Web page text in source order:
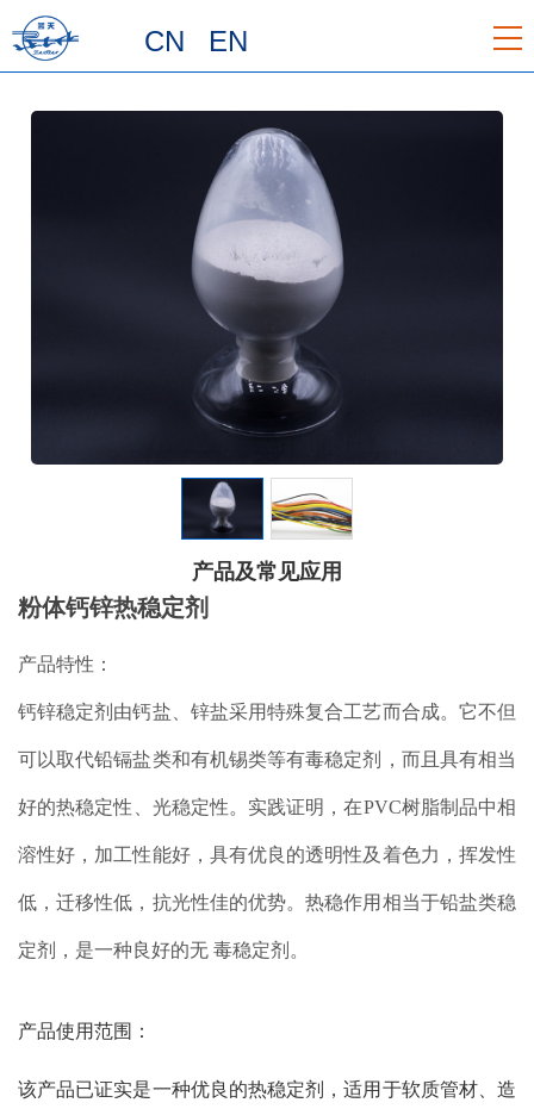
CN EN
产品及常见应用
粉体钙锌热稳定剂
产品特性：
钙锌稳定剂由钙盐、锌盐采用特殊复合工艺而合成。它不但
可以取代铅镉盐类和有机锡类等有毒稳定剂，而且具有相当
好的热稳定性、光稳定性。实践证明，在PVC树脂制品中相
溶性好，加工性能好，具有优良的透明性及着色力，挥发性
低，迁移性低，抗光性佳的优势。热稳作用相当于铅盐类稳
定剂，是一种良好的无 毒稳定剂。
产品使用范围：
该产品已证实是一种优良的热稳定剂，适用于软质管材、造